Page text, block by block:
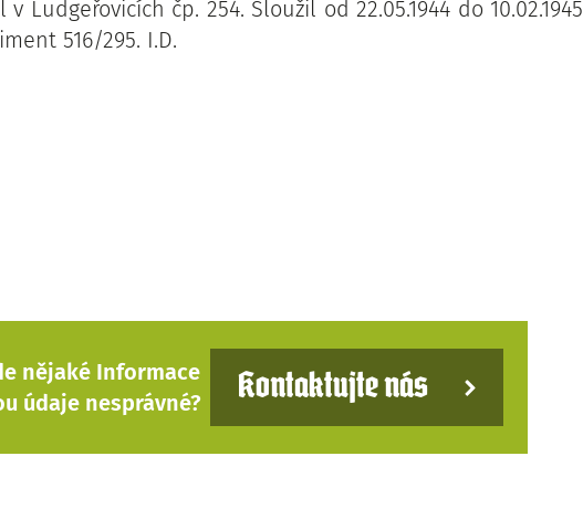
Ludgeřovicích čp. 254. Sloužil od 22.05.1944 do 10.02.1945
516/295. I.D.
nějaké Informace
údaje nesprávné?
Kontaktujte nás